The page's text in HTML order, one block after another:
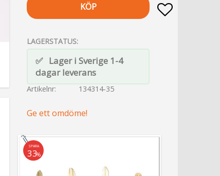
KÖP Lägg till i
LAGERSTATUS
Lager i Sverige 1-4
dagar leverans
Artikelnr 134314-35
Ge ett omdöme!
SPARA
33%